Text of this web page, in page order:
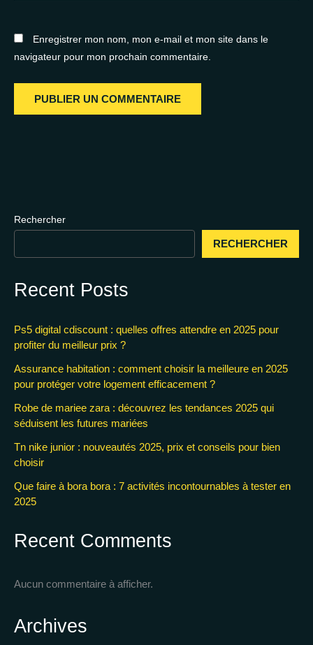
Enregistrer mon nom, mon e-mail et mon site dans le
navigateur pour mon prochain commentaire.
Rechercher
RECHERCHER
Recent Posts
Ps5 digital cdiscount : quelles offres attendre en 2025 pour
profiter du meilleur prix ?
Assurance habitation : comment choisir la meilleure en 2025
pour protéger votre logement efficacement ?
Robe de mariee zara : découvrez les tendances 2025 qui
séduisent les futures mariées
Tn nike junior : nouveautés 2025, prix et conseils pour bien
choisir
Que faire à bora bora : 7 activités incontournables à tester en
2025
Recent Comments
Aucun commentaire à afficher.
Archives